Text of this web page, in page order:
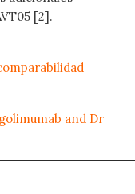
[2].
and Dr